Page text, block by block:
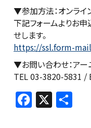
▼参加方法：オンライ
下記フォームよりお
せします。
https://ssl.form-
▼お問い合わせ：アー
TEL 03-3820-5831 /
F
a
X 共